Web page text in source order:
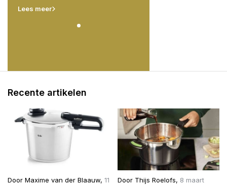
Lees meer
Recente artikelen
Door Maxime van der Blaauw, 11
Door Thijs Roelofs, 8 maart